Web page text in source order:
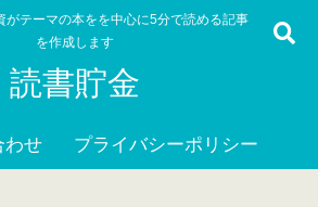
がテーマの本をを中心に5分で読める記事
を作成します
読書貯金
わせ プライバシーポリシー